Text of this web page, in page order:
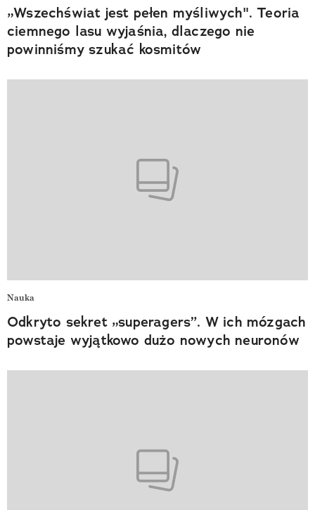
„Wszechświat jest pełen myśliwych". Teoria
ciemnego lasu wyjaśnia, dlaczego nie
powinniśmy szukać kosmitów
Nauka
Odkryto sekret „superagers”. W ich mózgach
powstaje wyjątkowo dużo nowych neuronów